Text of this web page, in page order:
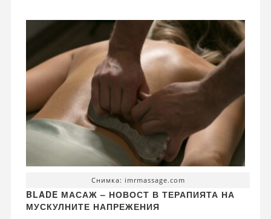
Снимка: imrmassage.com
BLADE МАСАЖ – НОВОСТ В ТЕРАПИЯТА НА
МУСКУЛНИТЕ НАПРЕЖЕНИЯ